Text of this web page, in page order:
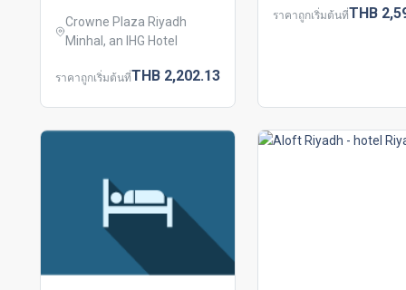
Crowne Plaza Riyadh
Minhal, an IHG Hotel
ราคาถูกเริ่มต้นที่THB 2,202.13
ราคาถูกเริ่มต้นที่THB